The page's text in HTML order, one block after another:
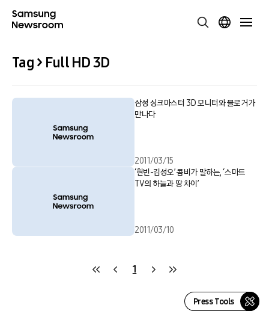
Tag > Full HD 3D
삼성 싱크마스터 3D 모니터와 블로거가
만나다
2011/03/15
‘현빈-김성오’ 콤비가 말하는, ‘스마트
TV의 하늘과 땅 차이’
2011/03/10
1
Press Tools